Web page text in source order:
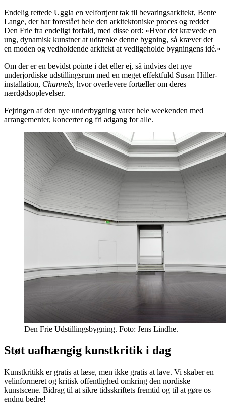
Endelig rettede Uggla en velfortjent tak til bevaringsarkitekt, Bente
Lange, der har forestået hele den arkitektoniske proces og reddet
Den Frie fra endeligt forfald, med disse ord: «Hvor det krævede en
ung, dynamisk kunstner at udtænke denne bygning, så kræver det
en moden og vedholdende arkitekt at vedligeholde bygningens idé.»
Om der er en bevidst pointe i det eller ej, så indvies det nye
underjordiske udstillingsrum med en meget effektfuld Susan Hiller-
installation, Channels, hvor overlevere fortæller om deres
nærdødsoplevelser.
Fejringen af den nye underbygning varer hele weekenden med
arrangementer, koncerter og fri adgang for alle.
Den Frie Udstillingsbygning. Foto: Jens Lindhe.
Støt uafhængig kunstkritik i dag
Kunstkritikk er gratis at læse, men ikke gratis at lave. Vi skaber en
velinformeret og kritisk offentlighed omkring den nordiske
kunstscene. Bidrag til at sikre tidsskriftets fremtid og til at gøre os
endnu bedre!